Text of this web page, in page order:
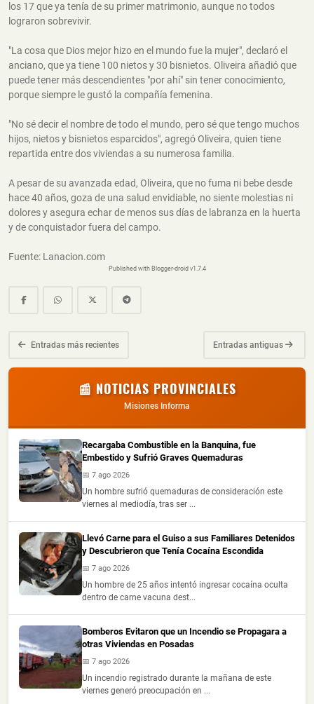
los 17 que ya tenía de su primer matrimonio, aunque no todos
lograron sobrevivir.
"La cosa que Dios mejor hizo en el mundo fue la mujer", declaró el
anciano, que ya tiene 100 nietos y 30 bisnietos. Oliveira añadió que
puede tener más descendientes "por ahí" sin tener conocimiento,
porque siempre le gustó la compañía femenina.
"No sé decir el nombre de todo el mundo, pero sé que tengo muchos
hijos, nietos y bisnietos esparcidos", agregó Oliveira, quien tiene
repartida entre dos viviendas a su numerosa familia.
A pesar de su avanzada edad, Oliveira, que no fuma ni bebe desde
hace 40 años, goza de una salud envidiable, no siente molestias ni
dolores y asegura echar de menos sus días de labranza en la huerta
y de conquistador fuera del campo.
Fuente: Lanacion.com
Published with Blogger-droid v1.7.4
Entradas más recientes Entradas antiguas
📰 NOTICIAS PROVINCIALES
Misiones Informa
Recargaba Combustible en la Banquina, fue
Embestido y Sufrió Graves Quemaduras
📅 7 ago 2026
Un hombre sufrió quemaduras de consideración este
viernes al mediodía, tras ser ...
Llevó Carne para el Guiso a sus Familiares Detenidos
y Descubrieron que Tenía Cocaína Escondida
📅 7 ago 2026
Un hombre de 25 años intentó ingresar cocaína oculta
dentro de carne vacuna dest...
Bomberos Evitaron que un Incendio se Propagara a
otras Viviendas en Posadas
📅 7 ago 2026
Un incendio registrado durante la mañana de este
viernes generó preocupación en ...